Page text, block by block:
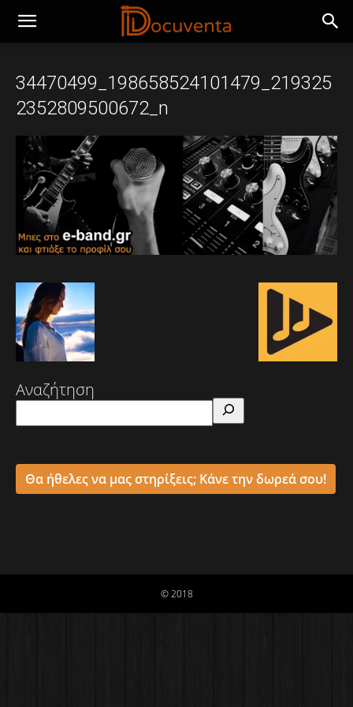
34470499_198658524101479_219325
2352809500672_n
Αναζήτηση
Θα ήθελες να μας στηρίξεις; Κάνε την δωρεά σου!
© 2018